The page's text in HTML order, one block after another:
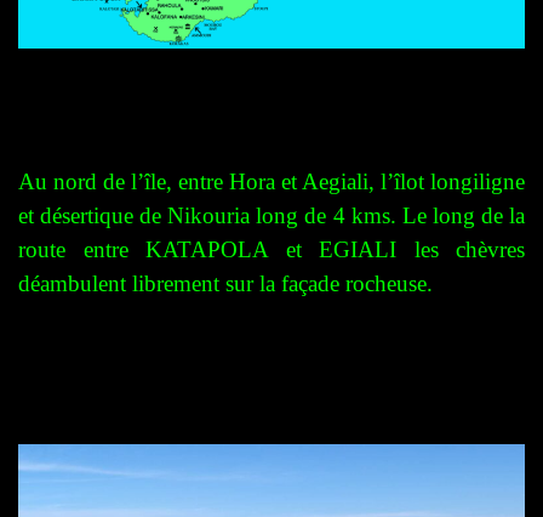
Au nord de l’île, entre Hora et Aegiali, l’îlot longiligne
et désertique de Nikouria long de 4 kms. Le long de la
route entre KATAPOLA et EGIALI les chèvres
déambulent librement sur la façade rocheuse.